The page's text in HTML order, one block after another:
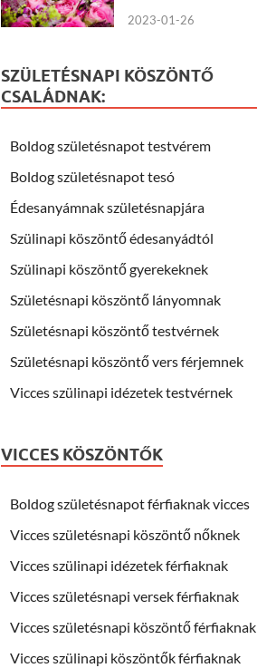
2023-01-26
SZÜLETÉSNAPI KÖSZÖNTŐ
CSALÁDNAK:
Boldog születésnapot testvérem
Boldog születésnapot tesó
Édesanyámnak születésnapjára
Szülinapi köszöntő édesanyádtól
Szülinapi köszöntő gyerekeknek
Születésnapi köszöntő lányomnak
Születésnapi köszöntő testvérnek
Születésnapi köszöntő vers férjemnek
Vicces szülinapi idézetek testvérnek
VICCES KÖSZÖNTŐK
Boldog születésnapot férfiaknak vicces
Vicces születésnapi köszöntő nőknek
Vicces szülinapi idézetek férfiaknak
Vicces születésnapi versek férfiaknak
Vicces születésnapi köszöntő férfiaknak
Vicces szülinapi köszöntők férfiaknak